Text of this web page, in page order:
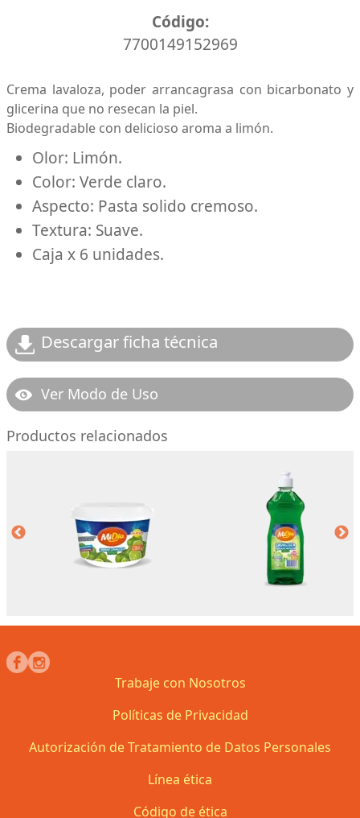
Código:
7700149152969
Crema lavaloza, poder arrancagrasa con bicarbonato y
glicerina que no resecan la piel.
Biodegradable con delicioso aroma a limón.
Olor: Limón.
Color: Verde claro.
Aspecto: Pasta solido cremoso.
Textura: Suave.
Caja x 6 unidades.
Descargar ficha técnica
Ver Modo de Uso
Productos relacionados
Trabaje con Nosotros
Políticas de Privacidad
Autorización de Tratamiento de Datos Personales
Línea ética
Código de ética